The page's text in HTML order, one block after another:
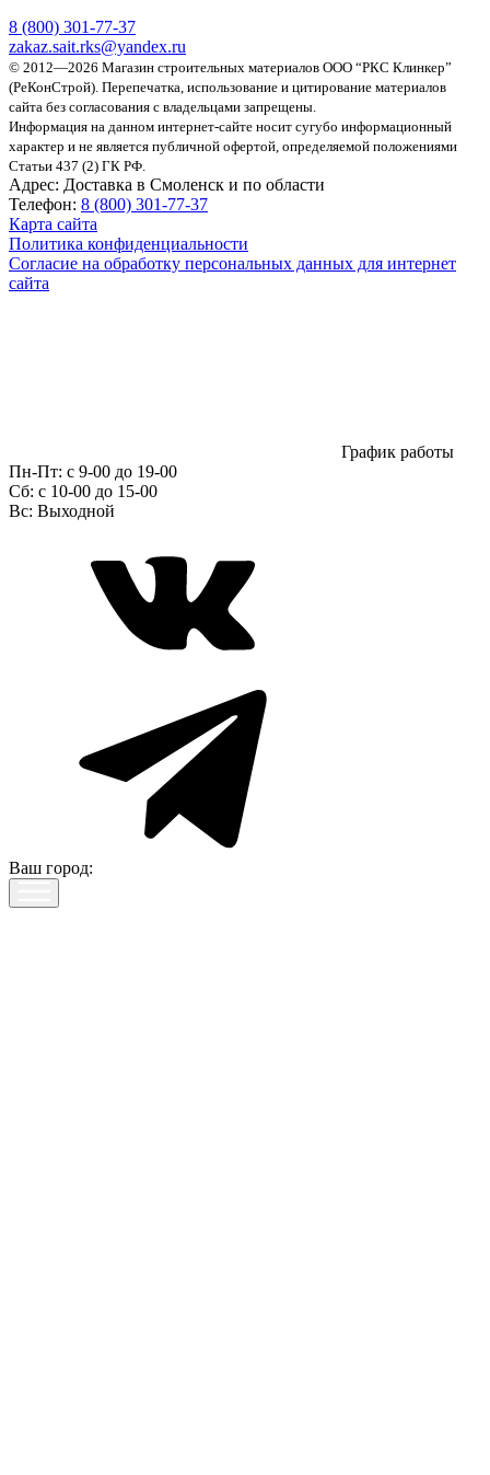
8 (800) 301-77-37
zakaz.sait.rks@yandex.ru
© 2012—2026 Магазин строительных материалов ООО “РКС Клинкер”
(РеКонСтрой). Перепечатка, использование и цитирование материалов
сайта без согласования с владельцами запрещены.
Информация на данном интернет-сайте носит сугубо информационный
характер и не является публичной офертой, определяемой положениями
Статьи 437 (2) ГК РФ.
Адрес: Доставка в Смоленск и по области
Телефон: 8 (800) 301-77-37
Карта сайта
Политика конфиденциальности
Согласие на обработку персональных данных для интернет
сайта
График работы
Пн-Пт: с 9-00 до 19-00
Сб: c 10-00 до 15-00
Вс: Выходной
Ваш город: